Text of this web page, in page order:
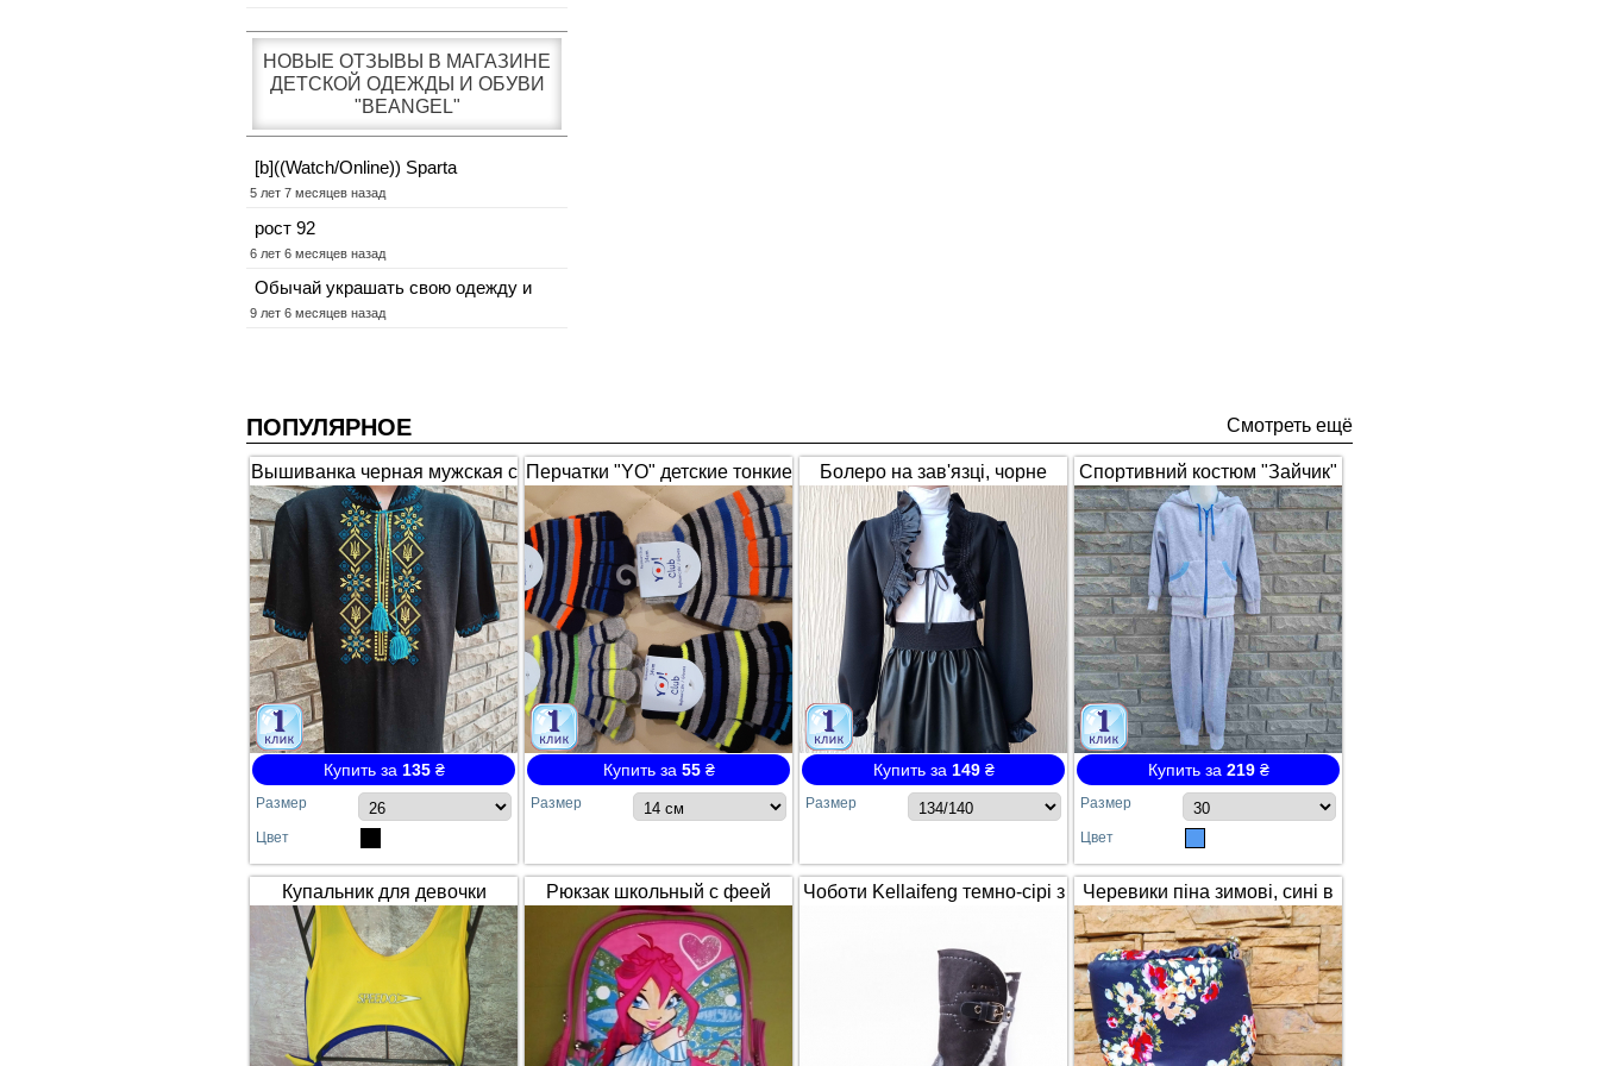
НОВЫЕ ОТЗЫВЫ В МАГАЗИНЕ
ДЕТСКОЙ ОДЕЖДЫ И ОБУВИ
"BEANGEL"
[b]((Watch/Online)) Sparta
5 лет 7 месяцев назад
рост 92
6 лет 6 месяцев назад
Обычай украшать свою одежду и
9 лет 6 месяцев назад
ПОПУЛЯРНОЕ Смотреть ещё
Вышиванка черная мужская с
коротким рукавом "Гербы"
Купить за 135₴
Размер
Цвет
Перчатки "YO" детские тонкие
полосатые
Купить за 55₴
Размер
Болеро на зав'язці, чорне
(1653)
Купить за 149₴
Размер
Спортивний костюм "Зайчик"
з вушками, сірий з синім 1672
(арт.326)
Купить за 219₴
Размер
Цвет
Купальник для девочки
SPEEDO жёлто-синий
сдельный №64
Рюкзак школьный с феей
Winx / Винкс
Чоботи Kellaifeng темно-сірі з
Черевики піна зимові, сині в
квітах